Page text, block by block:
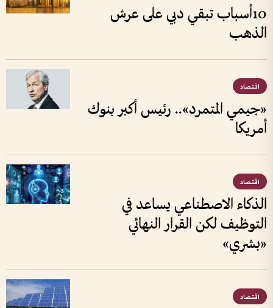
10أسباب تبقي دبي على عرش
الذهب
اقتصاد
«جيمي المتمرد».. رئيس أكبر بنوك
أمريكا
اقتصاد
الذكاء الاصطناعي يساعد في
التوظيف لكن القرار النهائي
«بشري»
اقتصاد